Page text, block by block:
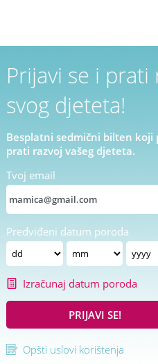
Prijavi se i prati
svog djeteta!
Besplatni sedmični bilten koji
prati razvoj vašeg djeteta.
Tvoj email
Predviđeni datum poroda
Izračunaj datum poroda
PRIJAVI SE!
Opšti uslovi korištenja